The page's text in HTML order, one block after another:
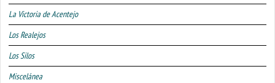
La Victoria de Acentejo
Los Realejos
Los Silos
Miscelánea